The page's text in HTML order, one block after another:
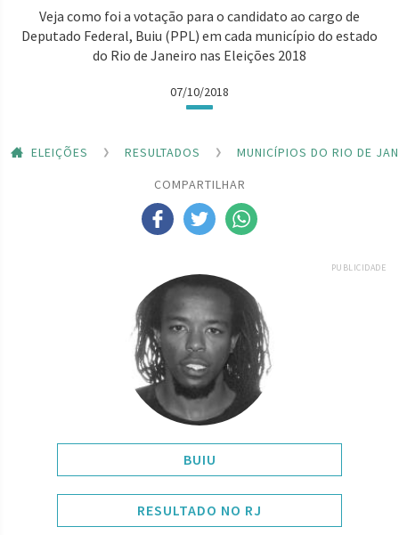
Veja como foi a votação para o candidato ao cargo de
Deputado Federal, Buiu (PPL) em cada município do estado
do Rio de Janeiro nas Eleições 2018
07/10/2018
ELEIÇÕES RESULTADOS
MUNICÍPIOS DO RIO DE
COMPARTILHAR
PUBLICIDADE
BUIU
RESULTADO NO RJ